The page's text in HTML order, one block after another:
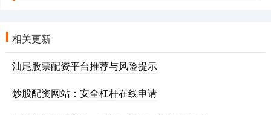
相关更新
汕尾股票配资平台推荐与风险提示
炒股配资网站：安全杠杆在线申请